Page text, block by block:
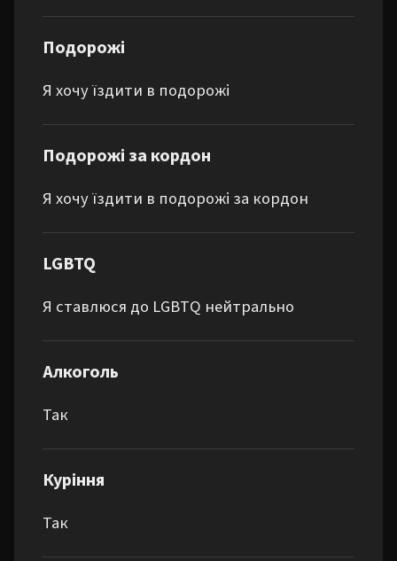
Подорожі
Я хочу їздити в подорожі
Подорожі за кордон
Я хочу їздити в подорожі за кордон
LGBTQ
Я ставлюся до LGBTQ нейтрально
Алкоголь
Так
Куріння
Так